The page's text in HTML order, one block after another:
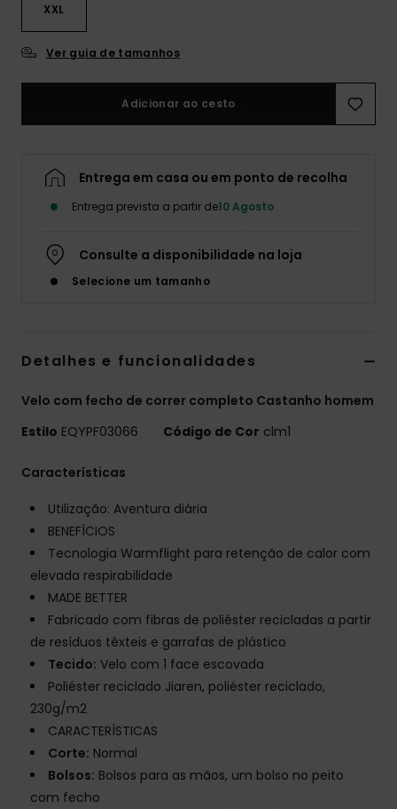
XXL
Ver guia de tamanhos
Adicionar ao cesto
Entrega em casa ou em ponto de recolha
Entrega prevista a partir de10 Agosto
Consulte a disponibilidade na loja
Selecione um tamanho
Detalhes e funcionalidades
Velo com fecho de correr completo Castanho homem
Estilo EQYPF03066 Código de Cor clm1
Características
Utilização: Aventura diária
BENEFÍCIOS
Tecnologia Warmflight para retenção de calor com
elevada respirabilidade
MADE BETTER
Fabricado com fibras de poliéster recicladas a partir
de resíduos têxteis e garrafas de plástico
Tecido: Velo com 1 face escovada
Poliéster reciclado Jiaren, poliéster reciclado,
230g/m2
CARACTERÍSTICAS
Corte: Normal
Bolsos: Bolsos para as mãos, um bolso no peito
com fecho